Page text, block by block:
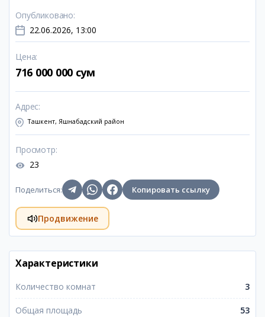
Опубликовано:
22.06.2026, 13:00
Цена:
716 000 000 сум
Адрес:
Ташкент, Яшнабадский район
Просмотр:
23
Поделиться: Копировать ссылку
Продвижение
Характеристики
Количество комнат 3
Общая площадь 53